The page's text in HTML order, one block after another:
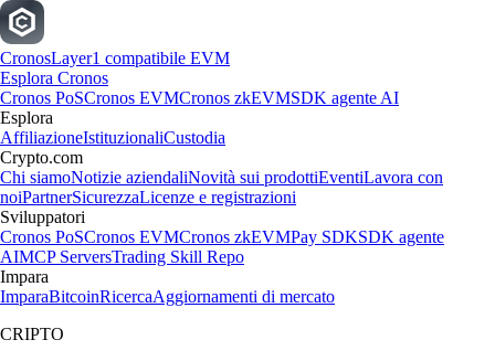
CronosLayer1 compatibile EVM
Esplora Cronos
Cronos PoSCronos EVMCronos zkEVMSDK agente AI
Esplora
AffiliazioneIstituzionaliCustodia
Crypto.com
Chi siamoNotizie aziendaliNovità sui prodottiEventiLavora con
noiPartnerSicurezzaLicenze e registrazioni
Sviluppatori
Cronos PoSCronos EVMCronos zkEVMPay SDKSDK agente
AIMCP ServersTrading Skill Repo
Impara
ImparaBitcoinRicercaAggiornamenti di mercato
CRIPTO